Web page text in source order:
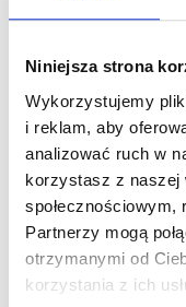
Niniejsza strona
Wykorzystujemy
i reklam, aby
analizować ruch w
korzystasz z naszej
Partnerzy mogą
otrzymanymi od
korzystania z ich
Opinie o
Skrzydła "Loft"
sosnowego.
Ramiaki (elementy
drewno sosnowe.
Wypełnienia ram
wykonane z klejonego